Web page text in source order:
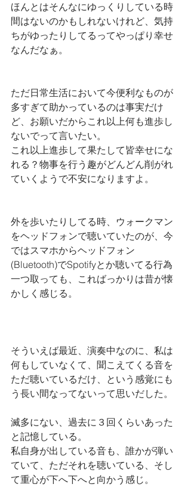
ほんとはそんなにゆっくりしている時
間はないのかもしれないけれど、気持
ちがゆったりしてるってやっぱり幸せ
なんだなぁ。
ただ日常生活において今便利なものが
多すぎて助かっているのは事実だけ
ど、お願いだからこれ以上何も進歩し
ないでって言いたい。
これ以上進歩して果たして皆幸せにな
れる？物事を行う趣がどんどん削がれ
ていくようで不安になりますよ。
外を歩いたりしてる時、ウォークマン
をヘッドフォンで聴いていたのが、今
ではスマホからヘッドフォン
(Bluetooth)でSpotifyとか聴いてる行為
一つ取っても、こればっかりは昔が懐
かしく感じる。
そういえば最近、演奏中なのに、私は
何もしていなくて、聞こえてくる音を
ただ聴いているだけ、という感覚にも
う長い間なってないって思いだした。
滅多にない、過去に３回くらいあった
と記憶している。
私自身が出している音も、誰かが弾い
ていて、ただそれを聴いている、そし
て重心が下へ下へと向かう感じ。